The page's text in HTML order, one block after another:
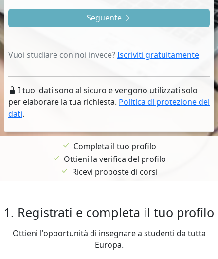
Seguente
Vuoi studiare con noi invece?Iscriviti gratuitamente
I tuoi dati sono al sicuro e vengono utilizzati solo
per elaborare la tua richiesta. Politica di protezione dei
dati.
Completa il tuo profilo
Ottieni la verifica del profilo
Ricevi proposte di corsi
1. Registrati e completa il tuo profilo
Ottieni l'opportunità di insegnare a studenti da tutta
Europa.